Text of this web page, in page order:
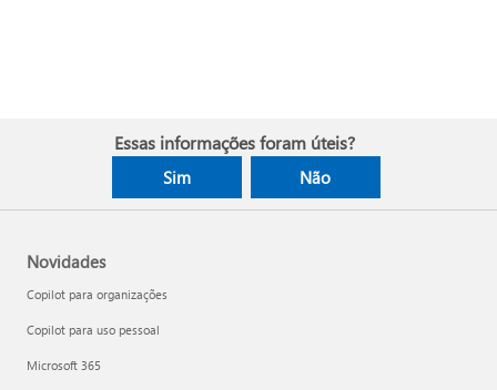
Essas informações foram úteis?
Sim Não
Novidades
Copilot para organizações
Copilot para uso pessoal
Microsoft 365